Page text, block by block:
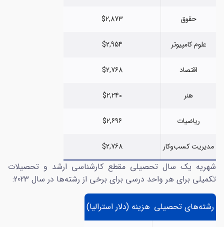
حقوق $2,873
علوم کامپیوتر $2,954
اقتصاد $2,768
هنر $2,240
ریاضیات $2,696
مدیریت کسب‌وکار $2,768
شهریه یک سال تحصیلی مقطع کارشناسی ارشد و تحصیلات
تکمیلی برای هر واحد درسی برای برخی از رشته‌ها در سال 2023:
رشته‌های تحصیلی هزینه (دلار استرالیا)